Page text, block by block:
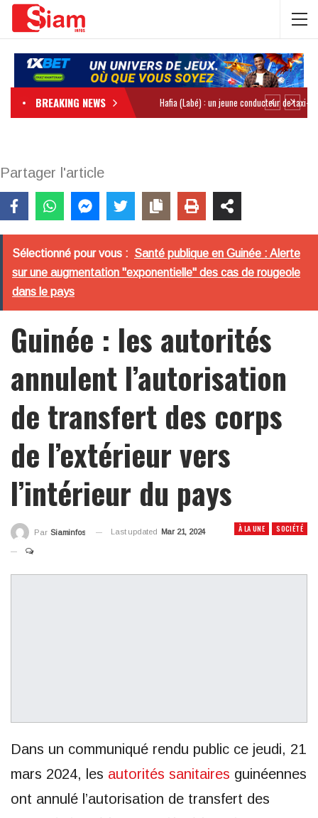
BREAKING NEWS
Partager l'article
Sélectionné pour vous : Santé publique en Guinée : Alerte
sur une augmentation "exponentielle" des cas de rougeole
dans le pays
Guinée : les autorités
annulent l’autorisation
de transfert des corps
de l’extérieur vers
l’intérieur du pays
À LA UNE SOCIÉTÉ
Par Siaminfos Last updated Mar 21, 2024
Dans un communiqué rendu public ce jeudi, 21
mars 2024, les autorités sanitaires guinéennes
ont annulé l’autorisation de transfert des